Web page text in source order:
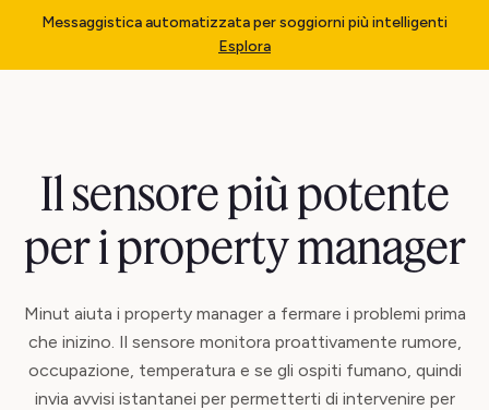
Messaggistica automatizzata per soggiorni più intelligenti
Esplora
Il sensore più potente
per i property manager
Minut aiuta i property manager a fermare i problemi prima
che inizino. Il sensore monitora proattivamente rumore,
occupazione, temperatura e se gli ospiti fumano, quindi
invia avvisi istantanei per permetterti di intervenire per